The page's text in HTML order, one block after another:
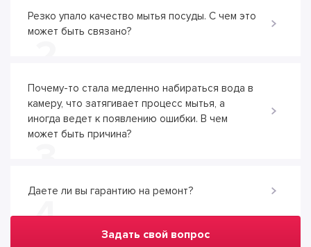
Резко упало качество мытья посуды. С чем это
может быть связано?
Почему-то стала медленно набираться вода в
камеру, что затягивает процесс мытья, а
иногда ведет к появлению ошибки. В чем
может быть причина?
Даете ли вы гарантию на ремонт?
4 Задать свой вопрос